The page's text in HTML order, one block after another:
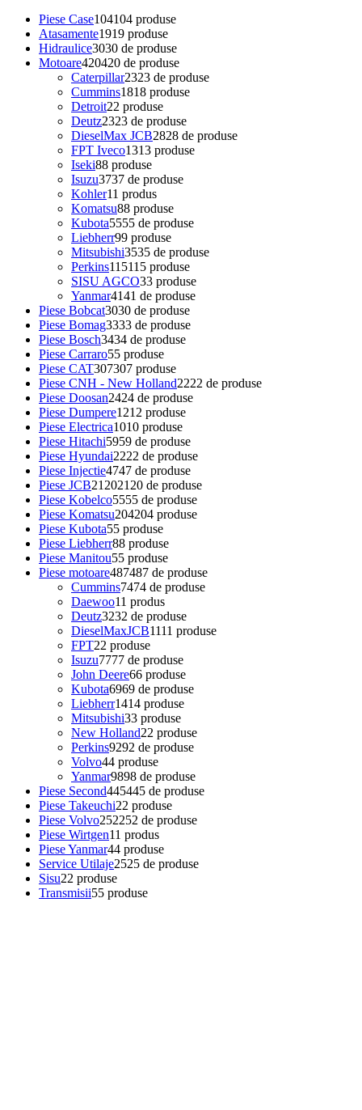
Piese Case104104 produse
Atasamente1919 produse
Hidraulice3030 de produse
Motoare420420 de produse
Caterpillar2323 de produse
Cummins1818 produse
Detroit22 produse
Deutz2323 de produse
DieselMax JCB2828 de produse
FPT Iveco1313 produse
Iseki88 produse
Isuzu3737 de produse
Kohler11 produs
Komatsu88 produse
Kubota5555 de produse
Liebherr99 produse
Mitsubishi3535 de produse
Perkins115115 produse
SISU AGCO33 produse
Yanmar4141 de produse
Piese Bobcat3030 de produse
Piese Bomag3333 de produse
Piese Bosch3434 de produse
Piese Carraro55 produse
Piese CAT307307 produse
Piese CNH - New Holland2222 de produse
Piese Doosan2424 de produse
Piese Dumpere1212 produse
Piese Electrica1010 produse
Piese Hitachi5959 de produse
Piese Hyundai2222 de produse
Piese Injectie4747 de produse
Piese JCB21202120 de produse
Piese Kobelco5555 de produse
Piese Komatsu204204 produse
Piese Kubota55 produse
Piese Liebherr88 produse
Piese Manitou55 produse
Piese motoare487487 de produse
Cummins7474 de produse
Daewoo11 produs
Deutz3232 de produse
DieselMaxJCB1111 produse
FPT22 produse
Isuzu7777 de produse
John Deere66 produse
Kubota6969 de produse
Liebherr1414 produse
Mitsubishi33 produse
New Holland22 produse
Perkins9292 de produse
Volvo44 produse
Yanmar9898 de produse
Piese Second445445 de produse
Piese Takeuchi22 produse
Piese Volvo252252 de produse
Piese Wirtgen11 produs
Piese Yanmar44 produse
Service Utilaje2525 de produse
Sisu22 produse
Transmisii55 produse